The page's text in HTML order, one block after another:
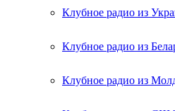
Клубное радио из
Клубное радио из
Клубное радио из